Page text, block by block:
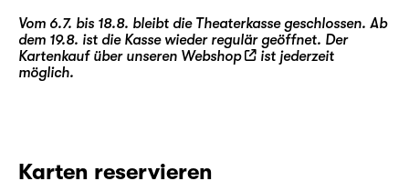
Vom 6.7. bis 18.8. bleibt die Theaterkasse geschlossen. Ab
dem 19.8. ist die Kasse wieder regulär geöffnet. Der
Kartenkauf über unseren Webshop
ist jederzeit
möglich.
Karten reservieren